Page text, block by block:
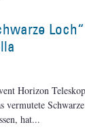
Horizon
vermutete
hat